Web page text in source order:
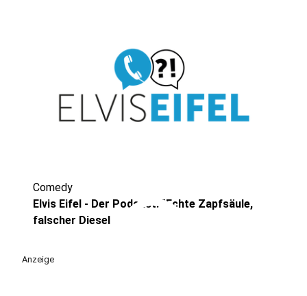
play_circle
Comedy
Elvis Eifel - Der Podcast: "Echte Zapfsäule,
falscher Diesel
Anzeige